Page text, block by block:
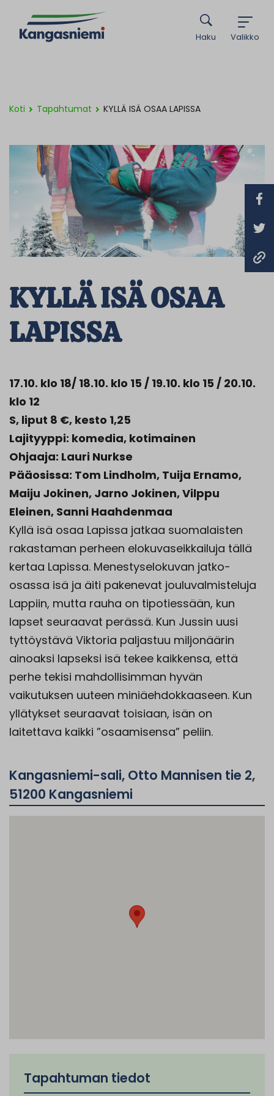
Valikko
Haku
Koti Tapahtumat KYLLÄ ISÄ OSAA LAPISSA
KYLLÄ ISÄ OSAA
LAPISSA
17.10. klo 18/ 18.10. klo 15 / 19.10. klo 15 / 20.10.
klo 12
S, liput 8 €, kesto 1,25
Lajityyppi: komedia, kotimainen
Ohjaaja: Lauri Nurkse
Pääosissa: Tom Lindholm, Tuija Ernamo,
Maiju Jokinen, Jarno Jokinen, Vilppu
Eleinen, Sanni Haahdenmaa
Kyllä isä osaa Lapissa jatkaa suomalaisten
rakastaman perheen elokuvaseikkailuja tällä
kertaa Lapissa. Menestyselokuvan jatko-
osassa isä ja äiti pakenevat jouluvalmisteluja
Lappiin, mutta rauha on tipotiessään, kun
lapset seuraavat perässä. Kun Jussin uusi
tyttöystävä Viktoria paljastuu miljonäärin
ainoaksi lapseksi isä tekee kaikkensa, että
perhe tekisi mahdollisimman hyvän
vaikutuksen uuteen miniäehdokkaaseen. Kun
yllätykset seuraavat toisiaan, isän on
laitettava kaikki ”osaamisensa” peliin.
Kangasniemi-sali, Otto Mannisen tie 2,
51200 Kangasniemi
Tapahtuman tiedot